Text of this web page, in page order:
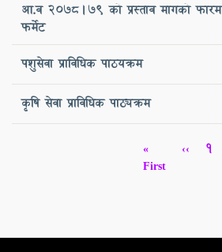
आ.व २०७८।७९ को प्रस्ताव मागको फारम
फर्मेट
पशुसेवा प्राविधिक पाठयक्रम
कृषि सेवा प्राविधिक पाठ्यक्रम
Pagination
First
page
«
First
Previous
‹‹ Page
1